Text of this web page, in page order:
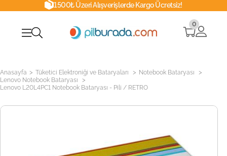
1500₺ Üzeri Alışverişlerde Kargo Ücretsiz!
0
Anasayfa > Tüketici Elektroniği ve Bataryaları > Notebook Bataryası >
Lenovo Notebook Bataryası >
Lenovo L20L4PC1 Notebook Bataryası - Pili / RETRO